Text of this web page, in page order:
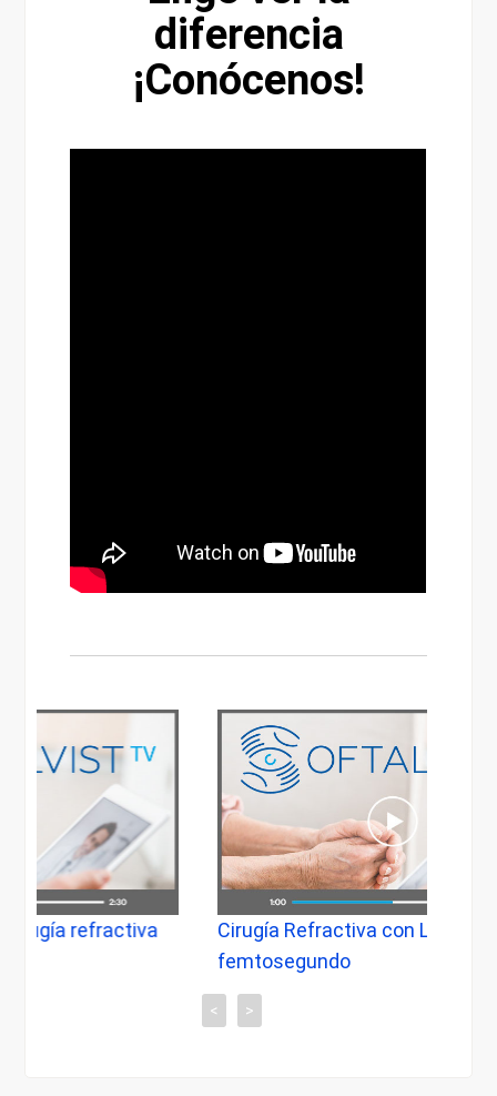
diferencia
¡Conócenos!
Cirugía Refractiva con Láser de
femtosegundo
< >